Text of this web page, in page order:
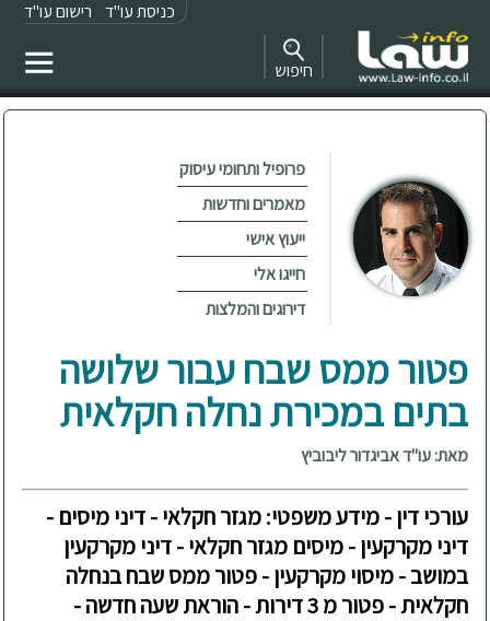
כניסת עו"ד רישום עו"ד
חיפוש
פרופיל ותחומי עיסוק
מאמרים וחדשות
ייעוץ אישי
חייגו אלי
דירוגים והמלצות
פטור ממס שבח עבור שלושה
בתים במכירת נחלה חקלאית
מאת: עו"ד אביגדור ליבוביץ
עורכי דין - מידע משפטי: מגזר חקלאי - דיני מיסים -
דיני מקרקעין - מיסים מגזר חקלאי - דיני מקרקעין
במושב - מיסוי מקרקעין - פטור ממס שבח בנחלה
חקלאית - פטור מ 3 דירות - הוראת שעה חדשה -